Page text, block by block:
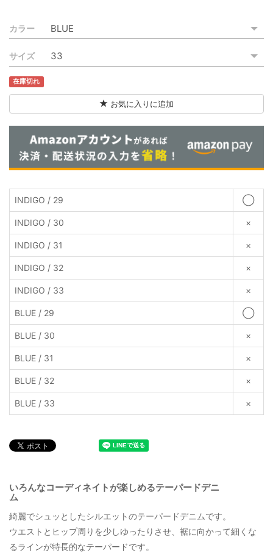
特定商取引法に基づく表記
ご利用規約
お問い合わせ
カラー
サイズ
在庫切れ
お気に入りに追加
INDIGO / 29 ◯
INDIGO / 30 ×
INDIGO / 31 ×
INDIGO / 32 ×
INDIGO / 33 ×
BLUE / 29 ◯
BLUE / 30 ×
BLUE / 31 ×
BLUE / 32 ×
BLUE / 33 ×
いろんなコーディネイトが楽しめるテーパードデニ
ム
綺麗でシュッとしたシルエットのテーパードデニムです。
ウエストとヒップ周りを少しゆったりさせ、裾に向かって細くな
るラインが特長的なテーパードです。